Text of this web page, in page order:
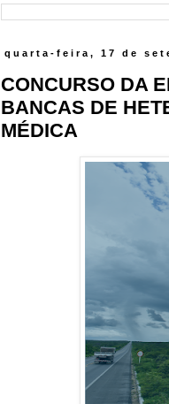
quarta-feira, 17 de
CONCURSO DA
BANCAS DE
MÉDICA